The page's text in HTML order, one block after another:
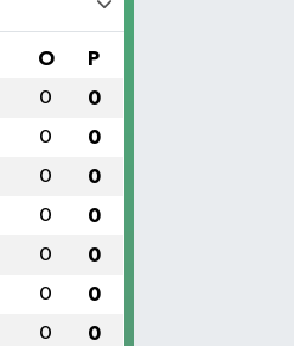
O P
0 0
0 0
0 0
0 0
0 0
0 0
0 0